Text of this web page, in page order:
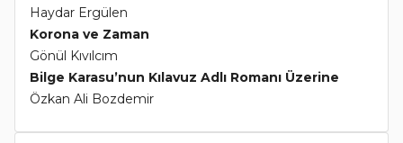
Haydar Ergülen
Korona ve Zaman
Gönül Kıvılcım
Bilge Karasu’nun Kılavuz Adlı Romanı Üzerine
Özkan Ali Bozdemir